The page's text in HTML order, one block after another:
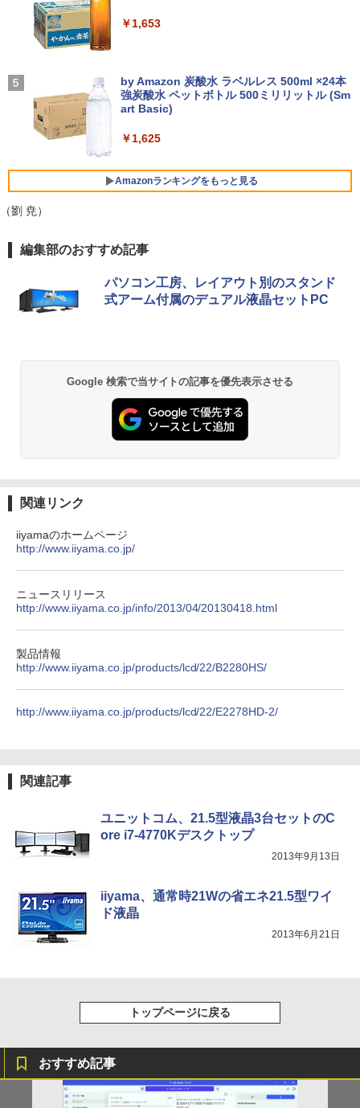
料無料 保証付き
エントリーで最大10倍！｜【Win11正式
i5 ノートパソコン Win11対応 15.6型 大
画面中古PC 富士通 NEC DELL 新品SSD
Office付き DVD内蔵/テンキー/WEBカメ
ラ選択可 中古パソコン
Lenovo ThinkPad X13 Gen1 Gen2 Ge
n3 モデル選択可能 [ Windows11 / Offic
e付き / SSD 256GB 512GB / メモリ 8G
ノボ シンクパッド【Win11正式対応】
￥30,800
GHz | MEM:16GB | SSD:256GB(新品) |
DVD-ROM | 無線LAN:なし | Webカメラ
内蔵 | フルHD | Win11Pro64Bit | ACアダ
5
11 Pro/ 中古良い WPS Office付き デスク
ボートとマウス） 3ケ月保証
￥32,800
V27
モニター 23.8インチ 144Hz FHD pcモニ
トカット ノングレア ディスプレイ HDMI
144hz pcモニター Adaptive-Sync ブラ
F144 マクスゼン
バイルモニター 15.6インチ ポータブルモ
ニター モバイルディスプレイ 1920×108
0 フルHD IPSパネル 非光沢 HDR スピー
￥11,699
【送料無料】日経エンタテインメント9月
号特別表紙版 2026年9月号 【日経エンタ
テインメント増刊】【雑誌】
￥980
セリング 自動ペアリング Type-C充電 マイク
￥1,964
レスイヤホン Bluetooth 5.4 ノイズキャンセ
￥2,980
￥250
￥1,653
by Amazon 炭酸水 ラベルレス 500ml ×24本
強炭酸水 ペットボトル 500ミリリットル (Sm
art Basic)
￥1,625
Amazonランキングをもっと見る
薬屋のひとりごと 17巻 (デジタル版ビッグガ
ンガンコミックス)
￥770
エース)
￥832
コミックスDIGITAL)
スーパーの裏でヤニ吸うふたり 9巻 (デジタル
クスDIGITAL)
（劉 尭）
編集部のおすすめ記事
パソコン工房、レイアウト別のスタンド
式アーム付属のデュアル液晶セットPC
Google 検索で当サイトの記事を優先表示させる
関連リンク
iiyamaのホームページ
http://www.iiyama.co.jp/
ニュースリリース
http://www.iiyama.co.jp/info/2013/04/20130418.html
製品情報
http://www.iiyama.co.jp/products/lcd/22/B2280HS/
http://www.iiyama.co.jp/products/lcd/22/E2278HD-2/
関連記事
ユニットコム、21.5型液晶3台セットのC
ore i7-4770Kデスクトップ
2013年9月13日
iiyama、通常時21Wの省エネ21.5型ワイ
ド液晶
2013年6月21日
トップページに戻る
おすすめ記事